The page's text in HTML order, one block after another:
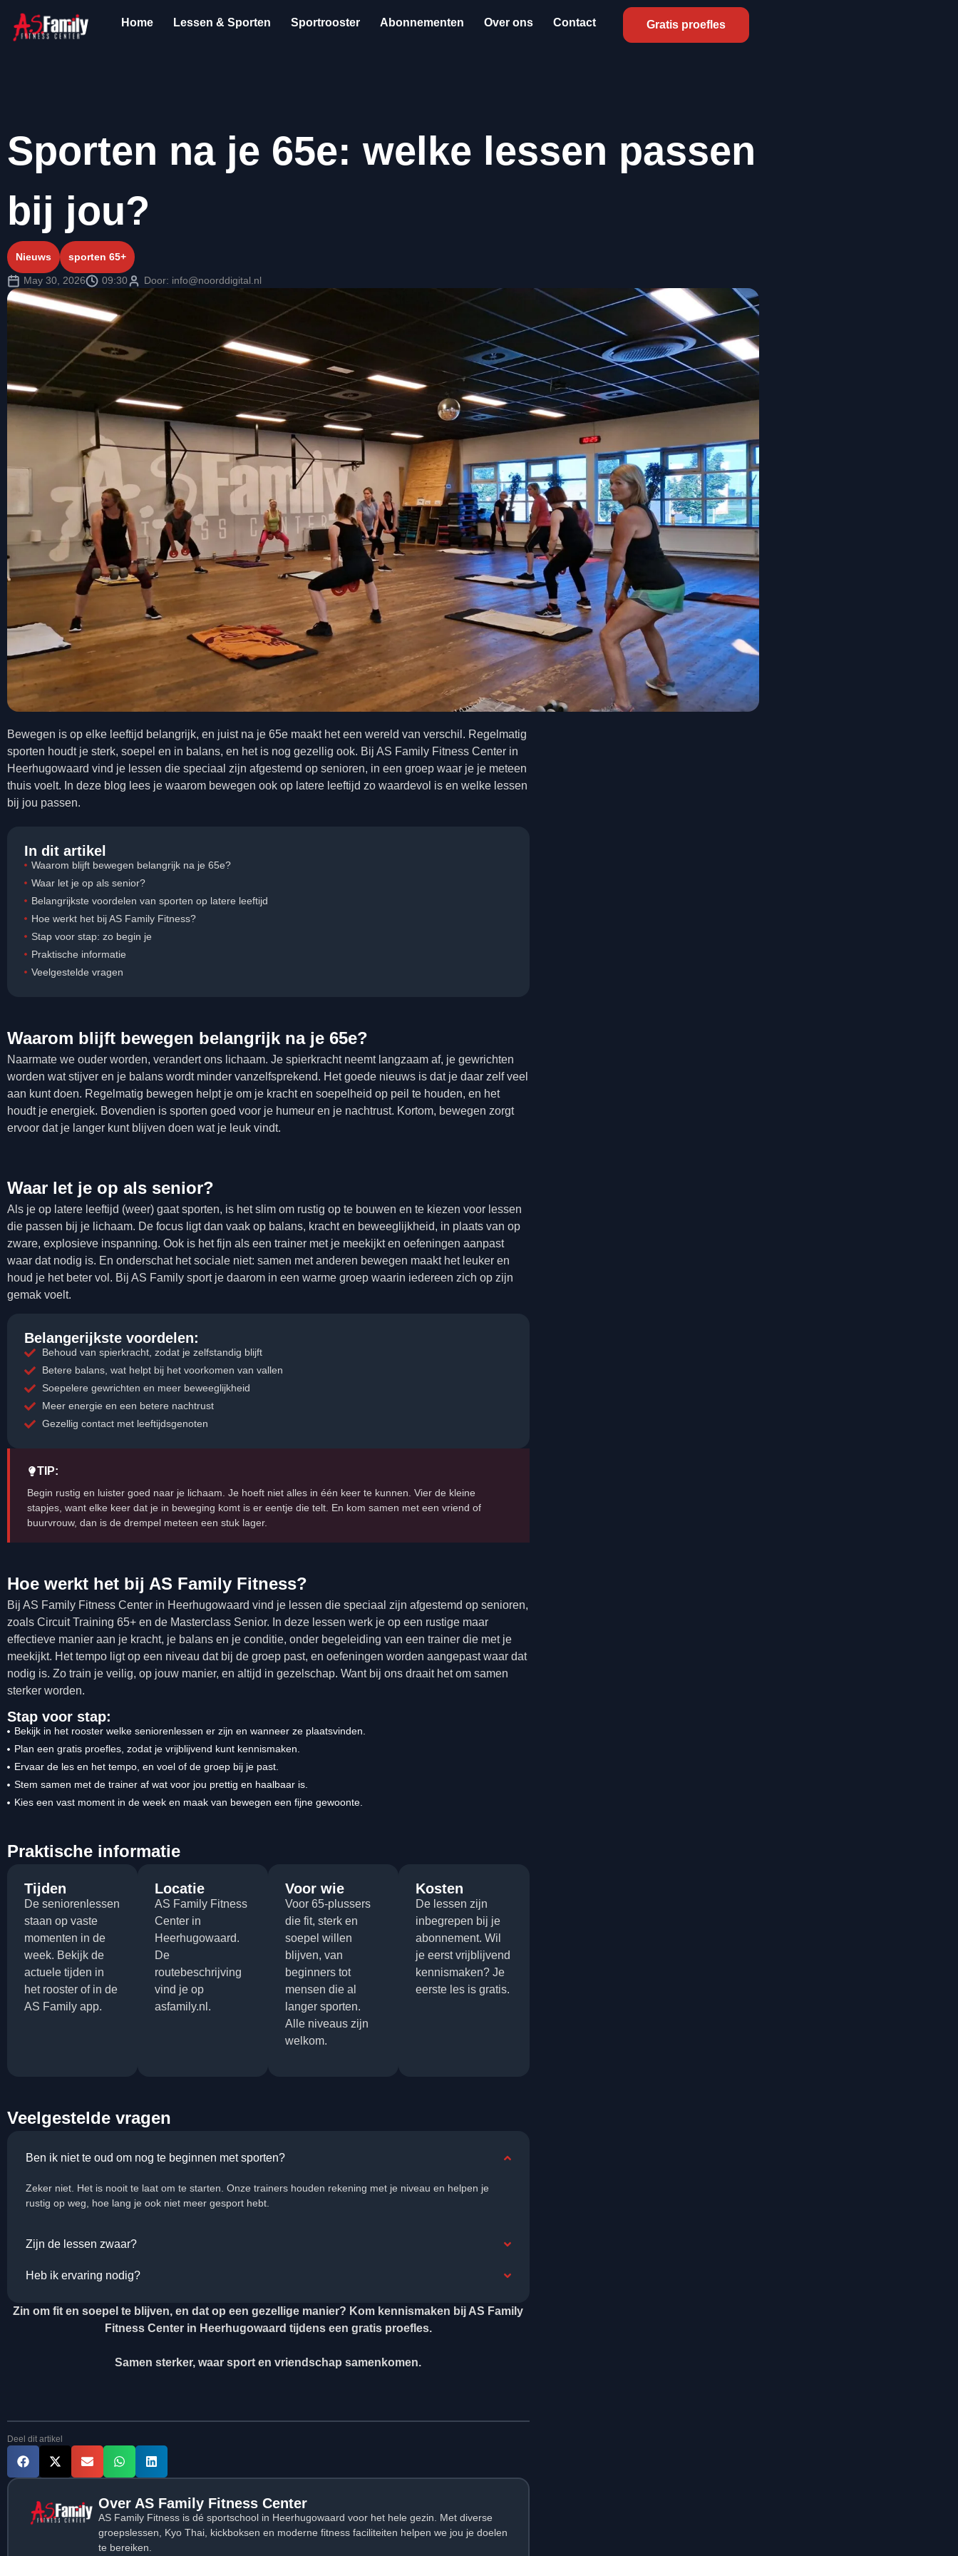
💪 Elke dag open 💪 Sterk lichaam, sterke mindset 💪 Samen sterker bij AS Family, waar sport
Home Lessen & Sporten Sportrooster Abonnementen Over ons Contact Gratis proefles
Sporten na je 65e: welke lessen passen
bij jou?
Nieuws sporten 65+
May 30, 2026 09:30 Door: info@noorddigital.nl
Bewegen is op elke leeftijd belangrijk, en juist na je 65e maakt het een wereld van verschil. Regelmatig
sporten houdt je sterk, soepel en in balans, en het is nog gezellig ook. Bij AS Family Fitness Center in
Heerhugowaard vind je lessen die speciaal zijn afgestemd op senioren, in een groep waar je je meteen
thuis voelt. In deze blog lees je waarom bewegen ook op latere leeftijd zo waardevol is en welke lessen
bij jou passen.
In dit artikel
Waarom blijft bewegen belangrijk na je 65e?
Waar let je op als senior?
Belangrijkste voordelen van sporten op latere leeftijd
Hoe werkt het bij AS Family Fitness?
Stap voor stap: zo begin je
Praktische informatie
Veelgestelde vragen
Waarom blijft bewegen belangrijk na je 65e?
Naarmate we ouder worden, verandert ons lichaam. Je spierkracht neemt langzaam af, je gewrichten
worden wat stijver en je balans wordt minder vanzelfsprekend. Het goede nieuws is dat je daar zelf veel
aan kunt doen. Regelmatig bewegen helpt je om je kracht en soepelheid op peil te houden, en het
houdt je energiek. Bovendien is sporten goed voor je humeur en je nachtrust. Kortom, bewegen zorgt
ervoor dat je langer kunt blijven doen wat je leuk vindt.
Waar let je op als senior?
Als je op latere leeftijd (weer) gaat sporten, is het slim om rustig op te bouwen en te kiezen voor lessen
die passen bij je lichaam. De focus ligt dan vaak op balans, kracht en beweeglijkheid, in plaats van op
zware, explosieve inspanning. Ook is het fijn als een trainer met je meekijkt en oefeningen aanpast
waar dat nodig is. En onderschat het sociale niet: samen met anderen bewegen maakt het leuker en
houd je het beter vol. Bij AS Family sport je daarom in een warme groep waarin iedereen zich op zijn
gemak voelt.
Belangerijkste voordelen:
Behoud van spierkracht, zodat je zelfstandig blijft
Betere balans, wat helpt bij het voorkomen van vallen
Soepelere gewrichten en meer beweeglijkheid
Meer energie en een betere nachtrust
Gezellig contact met leeftijdsgenoten
TIP:
Begin rustig en luister goed naar je lichaam. Je hoeft niet alles in één keer te kunnen. Vier de kleine
stapjes, want elke keer dat je in beweging komt is er eentje die telt. En kom samen met een vriend of
buurvrouw, dan is de drempel meteen een stuk lager.
Hoe werkt het bij AS Family Fitness?
Bij AS Family Fitness Center in Heerhugowaard vind je lessen die speciaal zijn afgestemd op senioren,
zoals Circuit Training 65+ en de Masterclass Senior. In deze lessen werk je op een rustige maar
effectieve manier aan je kracht, je balans en je conditie, onder begeleiding van een trainer die met je
meekijkt. Het tempo ligt op een niveau dat bij de groep past, en oefeningen worden aangepast waar dat
nodig is. Zo train je veilig, op jouw manier, en altijd in gezelschap. Want bij ons draait het om samen
sterker worden.
Stap voor stap:
Bekijk in het rooster welke seniorenlessen er zijn en wanneer ze plaatsvinden.
Plan een gratis proefles, zodat je vrijblijvend kunt kennismaken.
Ervaar de les en het tempo, en voel of de groep bij je past.
Stem samen met de trainer af wat voor jou prettig en haalbaar is.
Kies een vast moment in de week en maak van bewegen een fijne gewoonte.
Praktische informatie
Tijden
De seniorenlessen
staan op vaste
momenten in de
week. Bekijk de
actuele tijden in
het rooster of in de
AS Family app.
Locatie
AS Family Fitness
Center in
Heerhugowaard.
De
routebeschrijving
vind je op
asfamily.nl.
Voor wie
Voor 65-plussers
die fit, sterk en
soepel willen
blijven, van
beginners tot
mensen die al
langer sporten.
Alle niveaus zijn
welkom.
Kosten
De lessen zijn
inbegrepen bij je
abonnement. Wil
je eerst vrijblijvend
kennismaken? Je
eerste les is gratis.
Veelgestelde vragen
Ben ik niet te oud om nog te beginnen met sporten?
Zeker niet. Het is nooit te laat om te starten. Onze trainers houden rekening met je niveau en helpen je
rustig op weg, hoe lang je ook niet meer gesport hebt.
Zijn de lessen zwaar?
Heb ik ervaring nodig?
Zin om fit en soepel te blijven, en dat op een gezellige manier? Kom kennismaken bij AS Family
Fitness Center in Heerhugowaard tijdens een gratis proefles.
Samen sterker, waar sport en vriendschap samenkomen.
Deel dit artikel
Over AS Family Fitness Center
AS Family Fitness is dé sportschool in Heerhugowaard voor het hele gezin. Met diverse
groepslessen, Kyo Thai, kickboksen en moderne fitness faciliteiten helpen we jou je doelen
te bereiken.